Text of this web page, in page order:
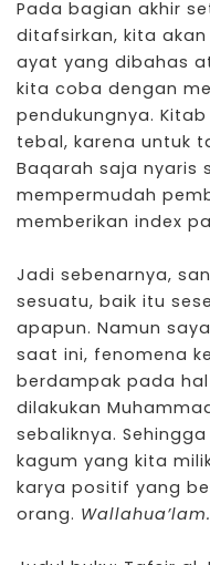
Pada bagian akhir
ditafsirkan, kita
ayat yang dibahas
kita coba dengan
pendukungnya.
tebal, karena untuk
Baqarah saja nyaris
mempermudah
memberikan index
Jadi sebenarnya,
sesuatu, baik itu
apapun. Namun
saat ini, fenomena
berdampak pada
dilakukan
sebaliknya.
kagum yang kita
karya positif yang
orang. Wallahua’lam.